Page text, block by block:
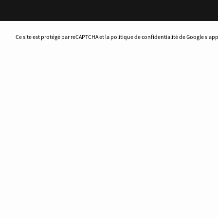
Ce site est protégé par reCAPTCHA et la politique de confidentialité de Google